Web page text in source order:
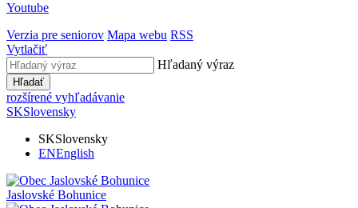
Youtube
Verzia pre seniorov Mapa webu RSS
Vytlačiť
Hľadaný výraz
Hľadať
rozšírené vyhľadávanie
SKSlovensky
SKSlovensky
ENEnglish
Jaslovské Bohunice